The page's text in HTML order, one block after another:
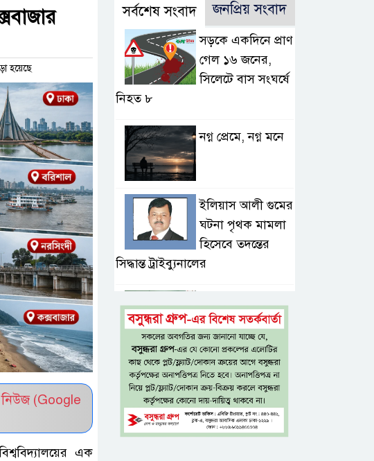
হয়েছে
(Google
এক
সর্বশেষ সংবাদ জনপ্রিয় সংবাদ
সড়কে একদিনে প্রাণ
গেল ১৬ জনের,
সিলেটে বাস সংঘর্ষে
নিহত ৮
নগ্ন প্রেমে, নগ্ন মনে
ইলিয়াস আলী গুমের
ঘটনা পৃথক মামলা
হিসেবে তদন্তের
সিদ্ধান্ত ট্রাইব্যুনালের
হবে লটারিতে,
দ্বিতীয় থেকে নবম
শ্রেণিতে থাকছে ভর্তি পরীক্ষা
৫ শতাংশ মজুরি
বৃদ্ধি প্রত্যাখ্যান,
নতুন মজুরি বোর্ড